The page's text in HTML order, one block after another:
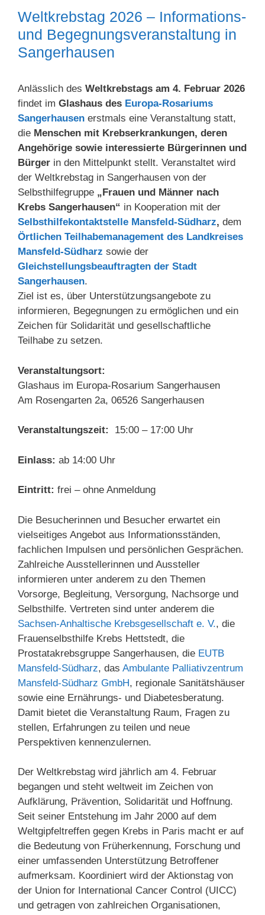
Weltkrebstag 2026 – Informations-
und Begegnungsveranstaltung in
Sangerhausen
Anlässlich des Weltkrebstags am 4. Februar 2026
findet im Glashaus des Europa-Rosariums
Sangerhausen erstmals eine Veranstaltung statt,
die Menschen mit Krebserkrankungen, deren
Angehörige sowie interessierte Bürgerinnen und
Bürger in den Mittelpunkt stellt. Veranstaltet wird
der Weltkrebstag in Sangerhausen von der
Selbsthilfegruppe „Frauen und Männer nach
Krebs Sangerhausen“ in Kooperation mit der
Selbsthilfekontaktstelle Mansfeld-Südharz, dem
Örtlichen Teilhabemanagement des Landkreises
Mansfeld-Südharz sowie der
Gleichstellungsbeauftragten der Stadt
Sangerhausen.
Ziel ist es, über Unterstützungsangebote zu
informieren, Begegnungen zu ermöglichen und ein
Zeichen für Solidarität und gesellschaftliche
Teilhabe zu setzen.
Veranstaltungsort:
Glashaus im Europa-Rosarium Sangerhausen
Am Rosengarten 2a, 06526 Sangerhausen
Veranstaltungszeit: 15:00 – 17:00 Uhr
Einlass: ab 14:00 Uhr
Eintritt: frei – ohne Anmeldung
Die Besucherinnen und Besucher erwartet ein
vielseitiges Angebot aus Informationsständen,
fachlichen Impulsen und persönlichen Gesprächen.
Zahlreiche Ausstellerinnen und Aussteller
informieren unter anderem zu den Themen
Vorsorge, Begleitung, Versorgung, Nachsorge und
Selbsthilfe. Vertreten sind unter anderem die
Sachsen-Anhaltische Krebsgesellschaft e. V., die
Frauenselbsthilfe Krebs Hettstedt, die
Prostatakrebsgruppe Sangerhausen, die EUTB
Mansfeld-Südharz, das Ambulante Palliativzentrum
Mansfeld-Südharz GmbH, regionale Sanitätshäuser
sowie eine Ernährungs- und Diabetesberatung.
Damit bietet die Veranstaltung Raum, Fragen zu
stellen, Erfahrungen zu teilen und neue
Perspektiven kennenzulernen.
Der Weltkrebstag wird jährlich am 4. Februar
begangen und steht weltweit im Zeichen von
Aufklärung, Prävention, Solidarität und Hoffnung.
Seit seiner Entstehung im Jahr 2000 auf dem
Weltgipfeltreffen gegen Krebs in Paris macht er auf
die Bedeutung von Früherkennung, Forschung und
einer umfassenden Unterstützung Betroffener
aufmerksam. Koordiniert wird der Aktionstag von
der Union for International Cancer Control (UICC)
und getragen von zahlreichen Organisationen,